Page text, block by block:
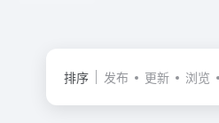
排序 发布 更新 浏览